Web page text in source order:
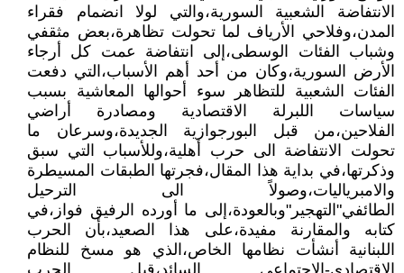
الانتفاضة الشعبية السورية،والتي لولا انضمام فقراء
المدن،وفلاحي الأرياف لما تحولت تظاهرة،بعض مثقفي
وشباب الفئات الوسطى،إلى انتفاضة عمت كل أرجاء
الأرض السورية،وكان من أحد أهم الأسباب،التي دفعت
الفئات الشعبية للتظاهر سوء أحوالها المعاشية بسبب
سياسات اللبرلة الاقتصادية ومصادرة أراضي
الفلاحين،من قبل البورجوازية الجديدة،وسرعان ما
تحولت الانتفاضة الى حرب أهلية،وللأسباب التي سبق
وذكرتها،في بداية هذا المقال،فجرتها الطبقات المسيطرة
والامبرياليات،وصولاً الى الترحيل
الطائفي"التهجير"وبالعودة،إلى ما أورده الرفيق فواز،في
كتابه والمقارنة مفيدة،على هذا الصعيد،بأن الحرب
اللبنانية أنشأت نظامها الخاص،الذي هو مسخ للنظام